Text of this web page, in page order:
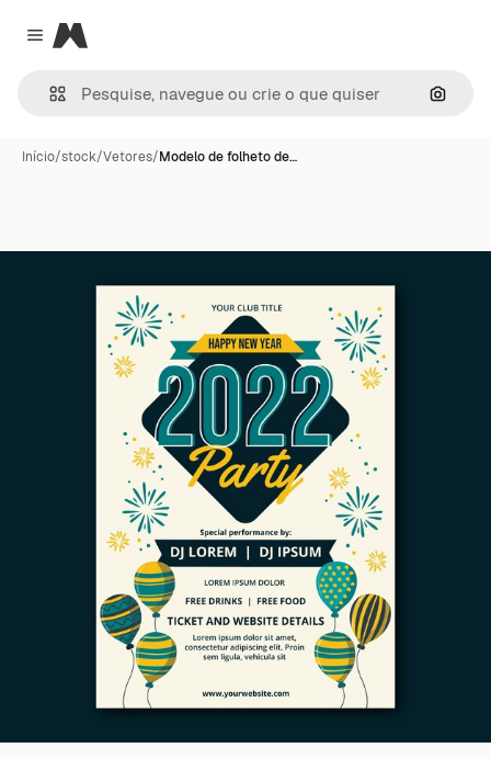
Close menu
Magnific
Início/stock/Vetores/Modelo de folheto de…